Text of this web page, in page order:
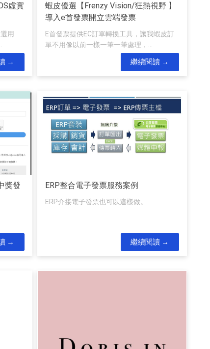
虛實
用
蝦皮優選【Frenzy Vision/狂熱視野 】
導入e首發票開立雲端發票
E首發票提供EC訂單轉換工具，讓我蝦皮訂
單不用像以前一樣一筆一筆處理，...
繼續閱讀
獎發
ERP整合電子發票服務案例
ERP介接電子發票也可以這樣做。
繼續閱讀